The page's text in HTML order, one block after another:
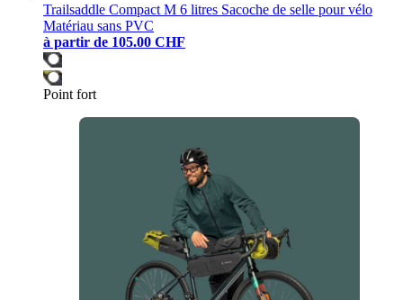
Trailsaddle Compact M 6 litres Sacoche de selle pour vélo
Matériau sans PVC
à partir de 105.00 CHF
Point fort